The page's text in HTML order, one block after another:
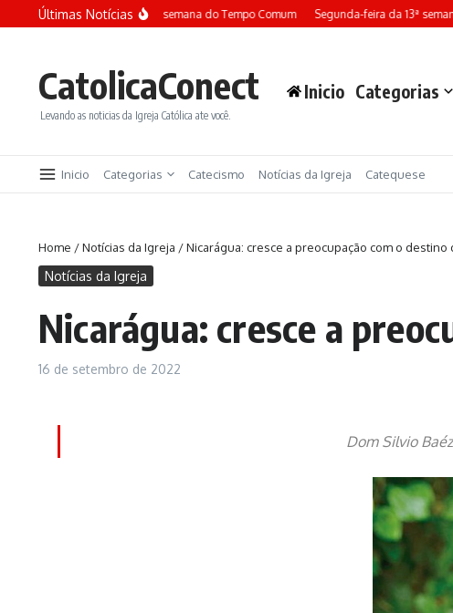
Ir para o conteúdo
Últimas Notícias
Terça-feira da 13ª semana do Tempo Comum Segunda-feira da 13ª
CatolicaConect
Levando as noticias da Igreja Católica ate você.
Inicio Categorias
Inicio Categorias Catecismo Notícias da Igreja Catequese
Home /Notícias da Igreja /Nicarágua: cresce a preocupação com o destino
Notícias da Igreja
Nicarágua: cresce a
16 de setembro de 2022
Dom Silvio